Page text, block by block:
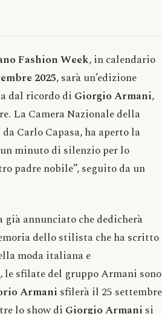
Fashion Week, in calendario
2025, sarà un’edizione
dal ricordo di Giorgio Armani,
La Camera Nazionale della
Carlo Capasa, ha aperto la
minuto di silenzio per lo
padre nobile”, seguito da un
annunciato che dedicherà
dello stilista che ha scritto
moda italiana e
sfilate del gruppo Armani sono
Armani sfilerà il 25 settembre
lo show di Giorgio Armani si